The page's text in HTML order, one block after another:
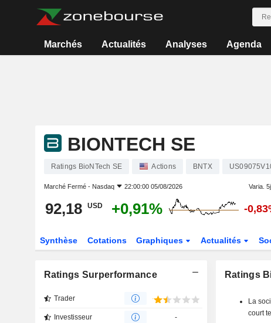
Marchés Actualités Analyses Agenda
BIONTECH SE
Ratings BioNTech SE Actions BNTX
Marché Fermé - Nasdaq 22:00:00 05/08/2026 Varia. 5j.
92,18 USD +0,91% -
Synthèse Cotations Graphiques Actualités
Ratings Surperformance
Trader
Investisseur -
Ratings
La
court